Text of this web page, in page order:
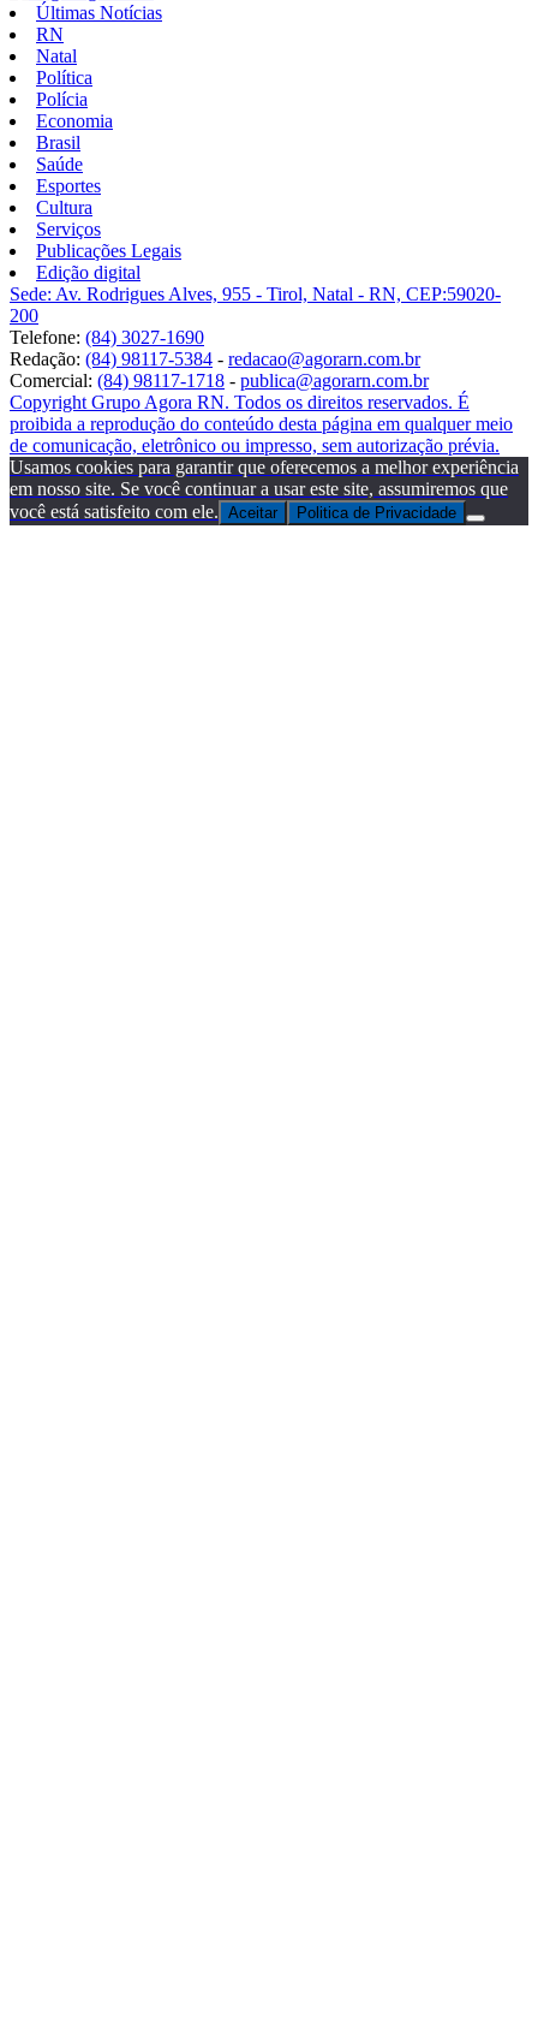
Últimas Notícias
RN
Natal
Política
Polícia
Economia
Brasil
Saúde
Esportes
Cultura
Serviços
Publicações Legais
Edição digital
Sede: Av. Rodrigues Alves, 955 - Tirol, Natal - RN, CEP:59020-
200
Telefone: (84) 3027-1690
Redação: (84) 98117-5384 - redacao@agorarn.com.br
Comercial: (84) 98117-1718 - publica@agorarn.com.br
Copyright Grupo Agora RN. Todos os direitos reservados. É
proibida a reprodução do conteúdo desta página em qualquer meio
de comunicação, eletrônico ou impresso, sem autorização prévia.
Usamos cookies para garantir que oferecemos a melhor experiência
em nosso site. Se você continuar a usar este site, assumiremos que
você está satisfeito com ele. Aceitar Politica de Privacidade